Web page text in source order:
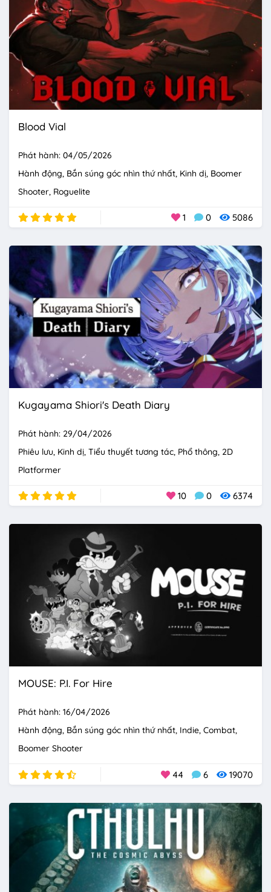
Blood Vial
Phát hành: 04/05/2026
Hành động Bắn súng góc nhìn thứ nhất Kinh dị Boomer
Shooter Roguelite
1 0 5086
Kugayama Shiori's Death Diary
Phát hành: 29/04/2026
Phiêu lưu Kinh dị Tiểu thuyết tương tác Phổ thông 2D
Platformer
10 0 6374
MOUSE: P.I. For Hire
Phát hành: 16/04/2026
Hành động Bắn súng góc nhìn thứ nhất Indie Combat
Boomer Shooter
44 6 19070